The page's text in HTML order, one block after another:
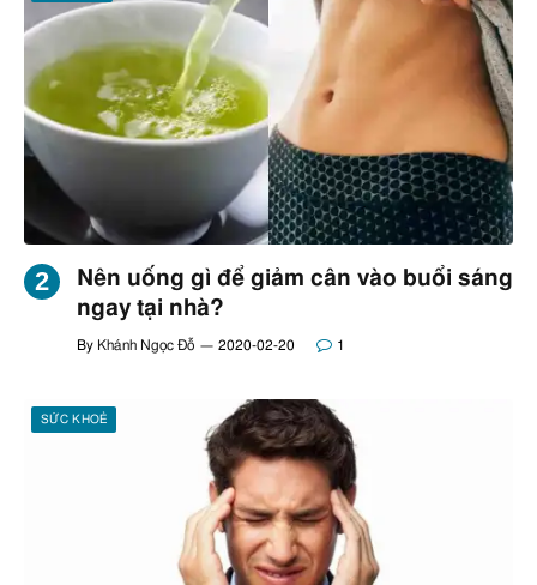
Nên uống gì để giảm cân vào buổi sáng
ngay tại nhà?
By Khánh Ngọc Đỗ 2020-02-20 1
SỨC KHOẺ